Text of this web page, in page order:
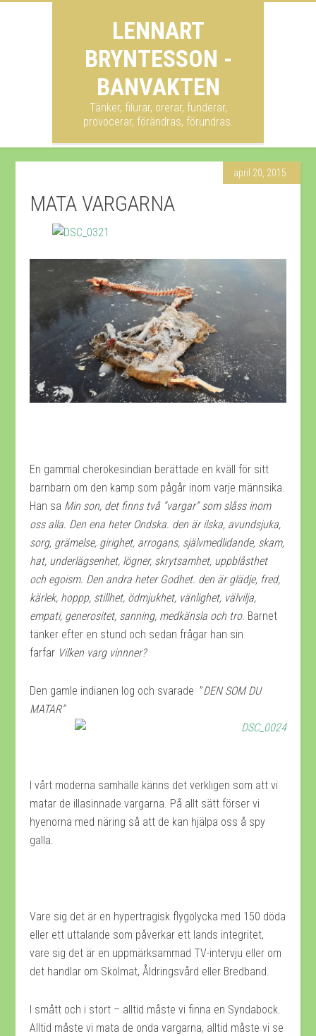
LENNART
BRYNTESSON -
BANVAKTEN
Tänker, filurar, orerar, funderar,
provocerar, förändras, förundras.
april 20, 2015
MATA VARGARNA
En gammal cherokesindian berättade en kväll för sitt
barnbarn om den kamp som pågår inom varje männsika.
Han sa Min son, det finns två ”vargar” som slåss inom
oss alla. Den ena heter Ondska. den är ilska, avundsjuka,
sorg, grämelse, girighet, arrogans, självmedlidande, skam,
hat, underlägsenhet, lögner, skrytsamhet, uppblåsthet
och egoism. Den andra heter Godhet. den är glädje, fred,
kärlek, hoppp, stillhet, ödmjukhet, vänlighet, välvilja,
empati, generositet, sanning, medkänsla och tro. Barnet
tänker efter en stund och sedan frågar han sin
farfar Vilken varg vinnner?
Den gamle indianen log och svarade ”DEN SOM DU
MATAR”
I vårt moderna samhälle känns det verkligen som att vi
matar de illasinnade vargarna. På allt sätt förser vi
hyenorna med näring så att de kan hjälpa oss å spy
galla.
Vare sig det är en hypertragisk flygolycka med 150 döda
eller ett uttalande som påverkar ett lands integritet,
vare sig det är en uppmärksammad TV-intervju eller om
det handlar om Skolmat, Åldringsvård eller Bredband.
I smått och i stort – alltid måste vi finna en Syndabock.
Alltid måste vi mata de onda vargarna, alltid måste vi se